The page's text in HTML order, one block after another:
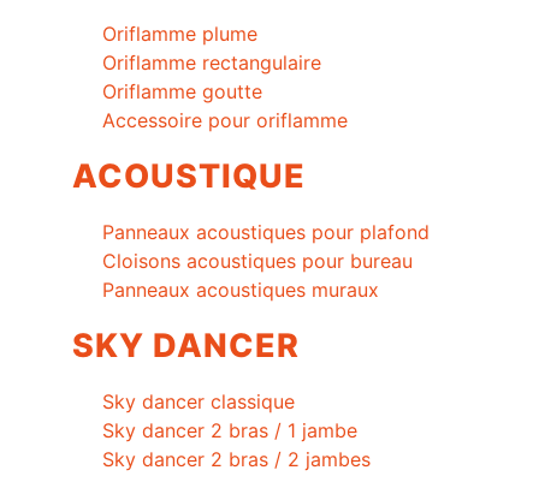
Oriflamme plume
Oriflamme rectangulaire
Oriflamme goutte
Accessoire pour oriflamme
ACOUSTIQUE
Panneaux acoustiques pour plafond
Cloisons acoustiques pour bureau
Panneaux acoustiques muraux
SKY DANCER
Sky dancer classique
Sky dancer 2 bras / 1 jambe
Sky dancer 2 bras / 2 jambes